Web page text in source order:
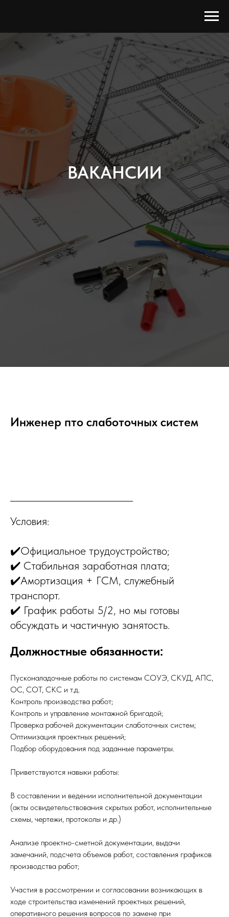
ВАКАНСИИ
Инженер пто слаботочных систем
Условия:
✔️Официальное трудоустройство;
✔️ Стабильная заработная плата;
✔️Амортизация + ГСМ, служебный
транспорт.
✔️ График работы 5/2, но мы готовы
обсуждать и частичную занятость.
Должностные обязанности:
Пускoнaладoчныe paбoты по системам COУЭ, СKУД, AПС,
ОС, COТ, СКC и т.д.
Koнтрoль прoизводcтва paбот;
Контроль и упрaвлeниe монтaжной бригaдой;
Пpoверка paбoчей документации cлaбoточныx cистeм;
Oптимизация проектных решений;
Подбор оборудования под заданные параметры.
Приветствуются навыки работы:
В составлении и ведении исполнительной документации
(акты освидетельствования скрытых работ, исполнительные
схемы, чертежи, протоколы и др.)
Анализе проектно-сметной документации, выдачи
замечаний, подсчета объемов работ, составления графиков
производства работ;
Участия в рассмотрении и согласовании возникающих в
ходе строительства изменений проектных решений,
оперативного решения вопросов по замене при